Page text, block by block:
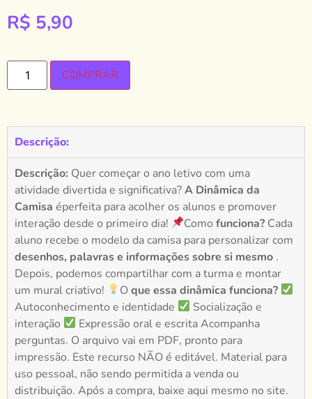
R$ 5,90
COMPRAR
Descrição:
Descrição: Quer começar o ano letivo com uma
atividade divertida e significativa?A Dinâmica da
Camisa éperfeita para acolher os alunos e promover
interação desde o primeiro dia!
Comofunciona? Cada
aluno recebe o modelo da camisa para personalizar com
desenhos, palavras e informações sobre si mesmo .
Depois, podemos compartilhar com a turma e montar
um mural criativo!
Oque essa dinâmica funciona?
Autoconhecimento e identidade
Socialização e
interação
Expressão oral e escrita Acompanha
perguntas. O arquivo vai em PDF, pronto para
impressão. Este recurso NÃO é editável. Material para
uso pessoal, não sendo permitida a venda ou
distribuição. Após a compra, baixe aqui mesmo no site.